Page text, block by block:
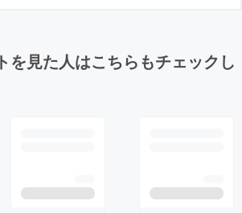
を見た人はこちらもチェックし